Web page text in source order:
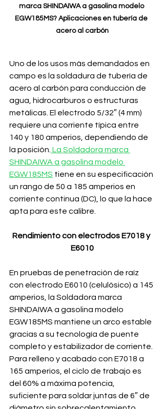
marca SHINDAIWA a gasolina modelo
EGW185MS? Aplicaciones en tubería de
acero al carbón
Uno de los usos más demandados en
campo es la soldadura de tubería de
acero al carbón para conducción de
agua, hidrocarburos o estructuras
metálicas. El electrodo 5/32″ (4 mm)
requiere una corriente típica entre
140 y 180 amperios, dependiendo de
la posición. La Soldadora marca
SHINDAIWA a gasolina modelo
EGW185MS tiene en su especificación
un rango de 50 a 185 amperios en
corriente continua (DC), lo que la hace
apta para este calibre.
Rendimiento con electrodos E7018 y
E6010
En pruebas de penetración de raíz
con electrodo E6010 (celulósico) a 145
amperios, la Soldadora marca
SHINDAIWA a gasolina modelo
EGW185MS mantiene un arco estable
gracias a su tecnología de puente
completo y estabilizador de corriente.
Para relleno y acabado con E7018 a
165 amperios, el ciclo de trabajo es
del 60% a máxima potencia,
suficiente para soldar juntas de 6″ de